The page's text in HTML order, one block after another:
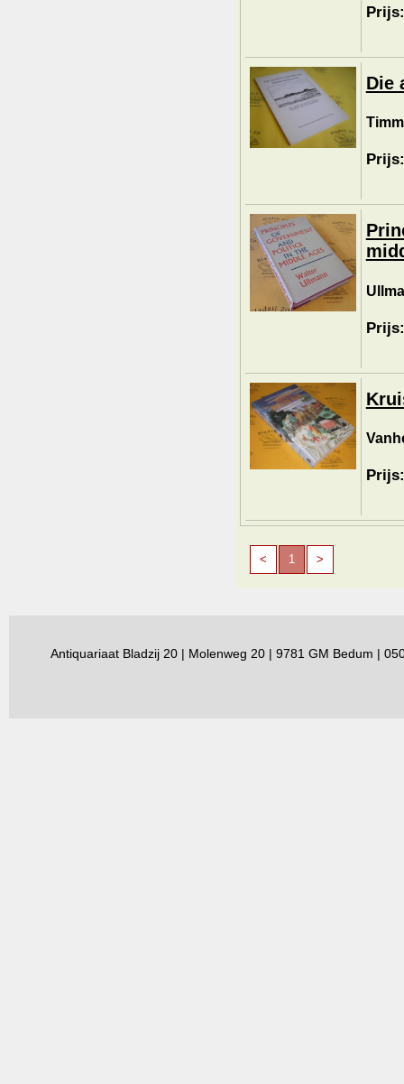
Die
< 1 >
Antiquariaat Bladzij 20 | Molenweg 20 | 9781 GM Bedum |